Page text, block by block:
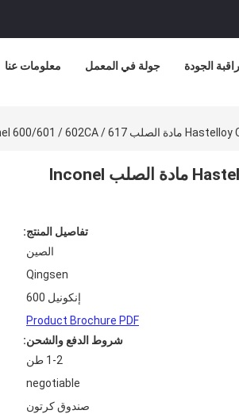
معلومات عنا جولة في المعمل الجودة
سبائك مستديرة 600 بار سبائك نيكل Hastelloy C276 Maraging مادة الصلب Inconel
تفاصيل المنتج:
الصين
Qingsen
إنكونيل 600
Product Brochure PDF
شروط الدفع والشحن:
1-2 طن
negotiable
صندوق كرتون